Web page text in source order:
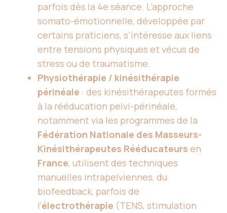
parfois dès la 4e séance. L’approche
somato-émotionnelle, développée par
certains praticiens, s’intéresse aux liens
entre tensions physiques et vécus de
stress ou de traumatisme.
Physiothérapie / kinésithérapie
périnéale : des kinésithérapeutes formés
à la rééducation pelvi-périnéale,
notamment via les programmes de la
Fédération Nationale des Masseurs-
Kinésithérapeutes Rééducateurs en
France, utilisent des techniques
manuelles intrapelviennes, du
biofeedback, parfois de
l’électrothérapie (TENS, stimulation